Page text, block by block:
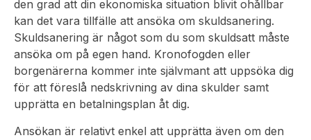
den grad att din ekonomiska situation blivit ohållbar
kan det vara tillfälle att ansöka om skuldsanering.
Skuldsanering är något som du som skuldsatt måste
ansöka om på egen hand. Kronofogden eller
borgenärerna kommer inte självmant att uppsöka dig
för att föreslå nedskrivning av dina skulder samt
upprätta en betalningsplan åt dig.
Ansökan är relativt enkel att upprätta även om den